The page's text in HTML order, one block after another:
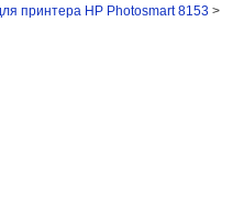
принтера HP Photosmart 8153 >